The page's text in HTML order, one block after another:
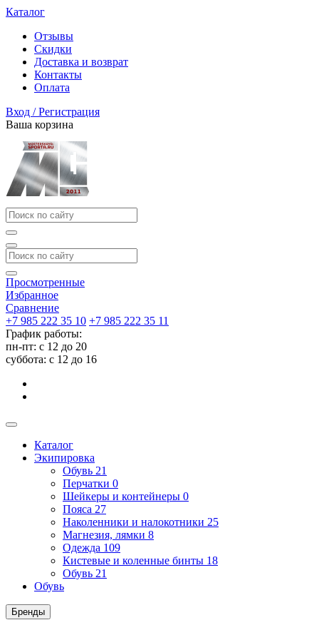
Каталог
Отзывы
Скидки
Доставка и возврат
Контакты
Оплата
Вход / Регистрация
Ваша корзина
Просмотренные
Избранное
Сравнение
+7 985 222 35 10 +7 985 222 35 11
График работы:
пн-пт: с 12 до 20
суббота: c 12 до 16
Каталог
Экипировка
Обувь 21
Перчатки 0
Шейкеры и контейнеры 0
Пояса 27
Наколенники и налокотники 25
Магнезия, лямки 8
Одежда 109
Кистевые и коленные бинты 18
Обувь 21
Обувь
Бренды